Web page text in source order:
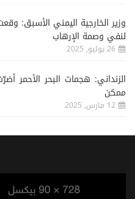
وزير الخارجية اليمني الأسبق:
لنفي وصمة الإرهاب
26 يوليو, 2025
الزنداني: هجمات البحر الأحمر
ممكن
12 مارس, 2025